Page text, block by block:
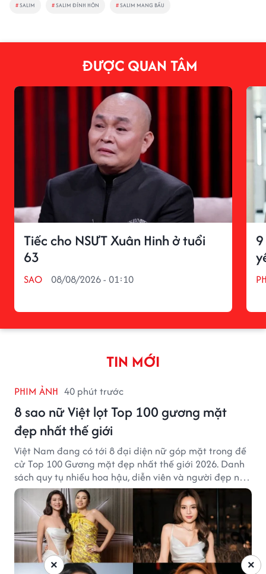
#SALIM #SALIM ĐÍNH HÔN #SALIM MANG BẦU
ĐƯỢC QUAN TÂM
Tiếc cho NSƯT Xuân Hinh ở tuổi
63
SAO 08/08/2026 - 01:10
TIN MỚI
PHIM ẢNH 40 phút trước
8 sao nữ Việt lọt Top 100 gương mặt
đẹp nhất thế giới
Việt Nam đang có tới 8 đại diện nữ góp mặt trong đề
cử Top 100 Gương mặt đẹp nhất thế giới 2026. Danh
sách quy tụ nhiều hoa hậu, diễn viên và người đẹp nổi
tiếng của showbiz Việt.
×
×